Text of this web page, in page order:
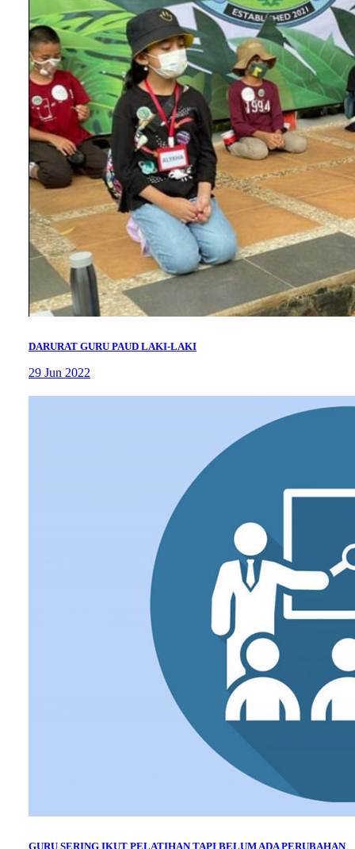
DARURAT GURU PAUD LAKI-LAKI
29 Jun 2022
GURU SERING IKUT PELATIHAN TAPI BELUM ADA PERUBAHAN